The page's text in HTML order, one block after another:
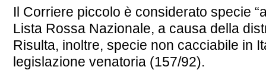
Il Corriere piccolo è considerato specie
Lista Rossa Nazionale, a causa della
Risulta, inoltre, specie non cacciabile in
legislazione venatoria (157/92).